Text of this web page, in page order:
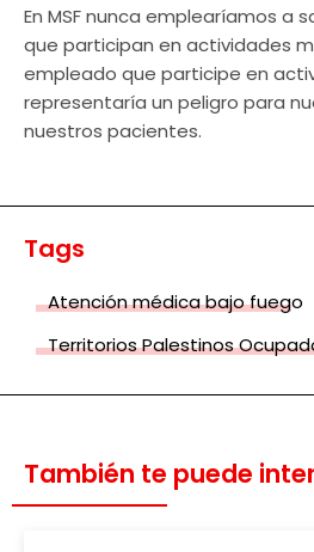
En MSF nunca emplearíamos a
que participan en actividades
empleado que participe en
representaría un peligro para
nuestros pacientes.
Tags
Atención médica bajo fuego
Territorios Palestinos
También te puede